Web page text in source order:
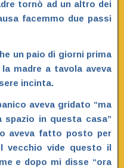
tornò ad un altro dei
facemmo due passi
un paio di giorni prima
madre a tavola aveva
incinta.
aveva gridato “ma
spazio in questa casa”
aveva fatto posto per
vecchio vide questo il
e dopo mi disse “ora